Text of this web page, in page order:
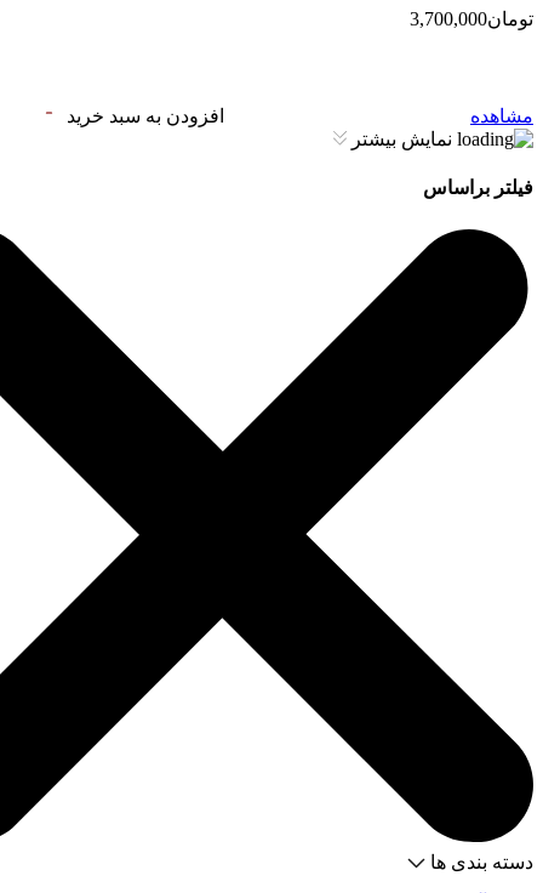
تومان3,700,000
مشاهده
افزودن به سبد خرید
نمایش بیشتر
فیلتر براساس
دسته بندی ها